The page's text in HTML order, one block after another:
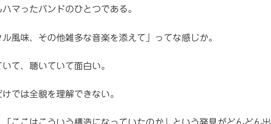
マったバンドのひとつである。
風味、その他雑多な音楽を添えて」ってな感じか。
て、聴いていて面白い。
では全貌を理解できない。
ここはこういう構造になっていたのか」という発見がどんどん出